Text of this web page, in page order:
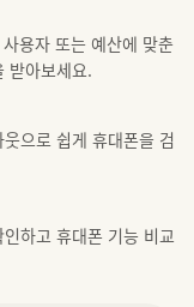
용자 또는 예산에 맞춘
받아보세요.
으로 쉽게 휴대폰을 검
하고 휴대폰 기능 비교